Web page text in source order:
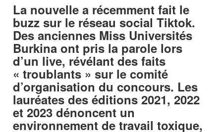
La nouvelle a récemment fait le
buzz sur le réseau social Tiktok.
Des anciennes Miss Universités
Burkina ont pris la parole lors
d’un live, révélant des faits
« troublants » sur le comité
d’organisation du concours. Les
lauréates des éditions 2021, 2022
et 2023 dénoncent un
environnement de travail toxique,